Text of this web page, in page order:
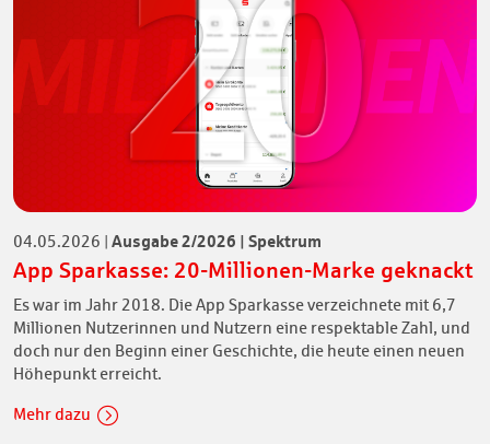
04.05.2026 | Ausgabe 2/2026 | Spektrum
App Sparkasse: 20-Millionen-Marke geknackt
Es war im Jahr 2018. Die App Sparkasse verzeichnete mit 6,7
Millionen Nutzerinnen und Nutzern eine respektable Zahl, und
doch nur den Beginn einer Geschichte, die heute einen neuen
Höhepunkt erreicht.
Mehr dazu